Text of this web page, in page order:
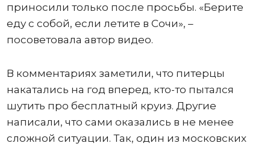
приносили только после просьбы. «Берите
еду с собой, если летите в Сочи», –
посоветовала автор видео.
В комментариях заметили, что питерцы
накатались на год вперед, кто-то пытался
шутить про бесплатный круиз. Другие
написали, что сами оказались в не менее
сложной ситуации. Так, один из московских